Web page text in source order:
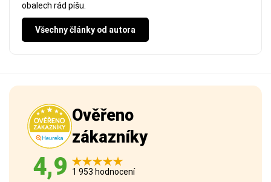
obalech rád píšu.
Všechny články od autora
Ověřeno
zákazníky
4,9 1 953 hodnocení